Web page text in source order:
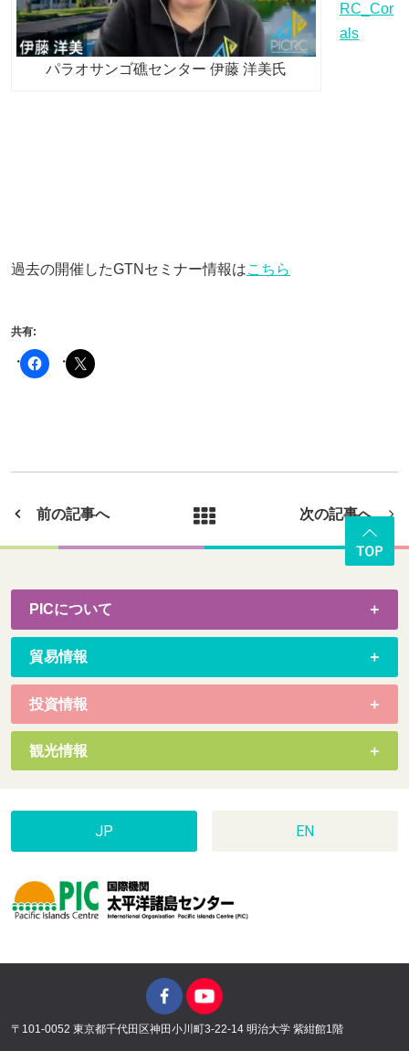
パラオサンゴ礁センター 伊藤 洋美氏
RC_Cor
als
過去の開催したGTN セミナー情報はこちら
共有:
前の記事へ 次の記事へ
PICについて
貿易情報
投資情報
観光情報
JP EN
〒101-0052 東京都千代田区神田小川町3-22-14 明治大学 紫紺館1階